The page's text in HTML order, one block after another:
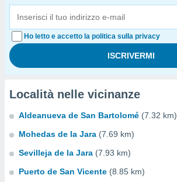
Ho letto e accetto la politica sulla privacy
Località nelle vicinanze
Aldeanueva de San Bartolomé (7.32 km)
Mohedas de la Jara (7.69 km)
Sevilleja de la Jara (7.93 km)
Puerto de San Vicente (8.85 km)